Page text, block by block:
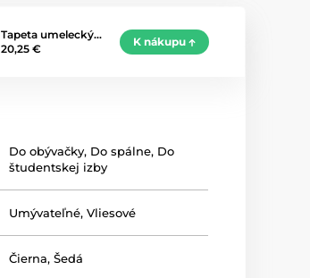
Tapeta umelecký…
20,25 €
K nákupu
Do obývačky, Do spálne, Do
študentskej izby
Umývateľné,Vliesové
Čierna,Šedá